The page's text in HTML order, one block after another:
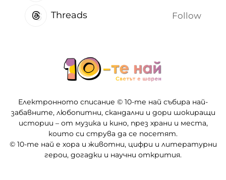
Threads Follow
Електронното списание © 10-те най събира най-
забавните, любопитни, скандални и дори шокиращи
истории – от музика и кино, през храни и места,
които си струва да се посетят.
© 10-те най е хора и животни, цифри и литературни
герои, догадки и научни открития.